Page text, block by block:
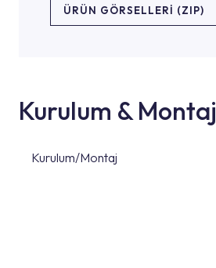
ÜRÜN GÖRSELLERI (ZIP)
Kurulum & Montaj
Kurulum/Montaj